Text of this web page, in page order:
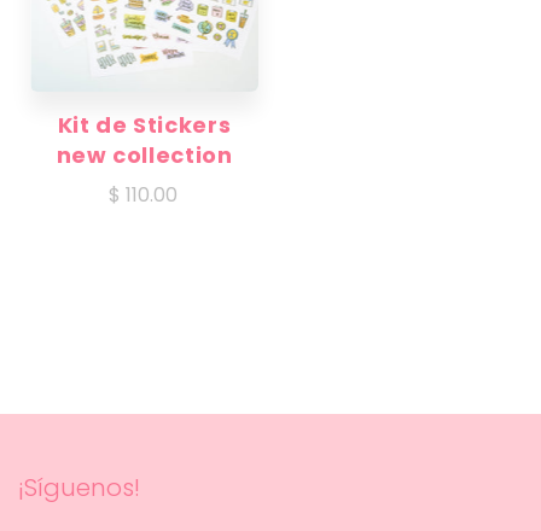
Kit de Stickers
new collection
$ 110.00
¡Síguenos!